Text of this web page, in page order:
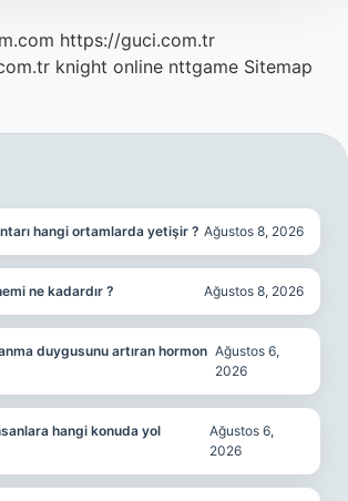
https://guci.com.tr
knight online nttgame Sitemap
hangi ortamlarda yetişir ? Ağustos 8, 2026
ne kadardır ? Ağustos 8, 2026
duygusunu artıran hormon Ağustos 6,
2026
hangi konuda yol
Ağustos 6,
2026